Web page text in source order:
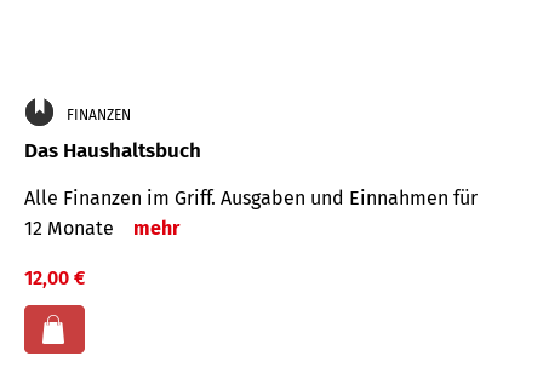
FINANZEN
Das Haushaltsbuch
Alle Finanzen im Griff. Aus­gaben und Ein­nahmen für
12 Monate
mehr
12,00 €